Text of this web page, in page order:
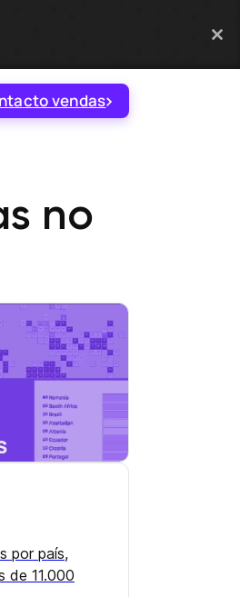
vendas
no
15 nos EUA.
por país,
de 11.000